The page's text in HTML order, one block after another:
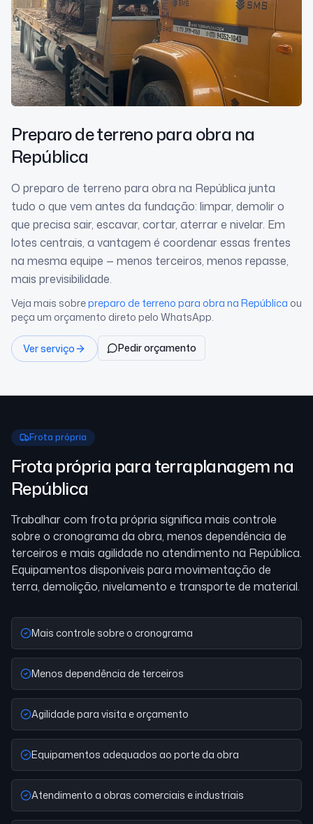
Preparo de terreno para obra na
República
O preparo de terreno para obra na República junta
tudo o que vem antes da fundação: limpar, demolir o
que precisa sair, escavar, cortar, aterrar e nivelar. Em
lotes centrais, a vantagem é coordenar essas frentes
na mesma equipe — menos terceiros, menos repasse,
mais previsibilidade.
Veja mais sobrepreparo de terreno para obra na República ou
peça um orçamento direto pelo WhatsApp.
Ver serviço Pedir orçamento
Frota própria
Frota própria para terraplanagem na
República
Trabalhar com frota própria significa mais controle
sobre o cronograma da obra, menos dependência de
terceiros e mais agilidade no atendimento na República.
Equipamentos disponíveis para movimentação de
terra, demolição, nivelamento e transporte de material.
Mais controle sobre o cronograma
Menos dependência de terceiros
Agilidade para visita e orçamento
Equipamentos adequados ao porte da obra
Atendimento a obras comerciais e industriais